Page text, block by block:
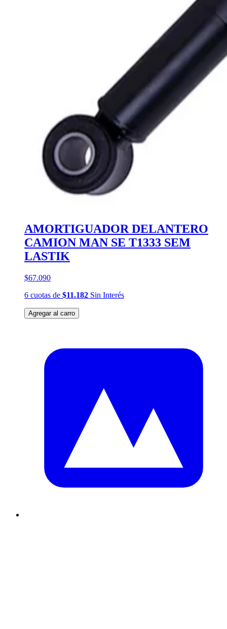
AMORTIGUADOR DELANTERO
CAMION MAN SE T1333 SEM
LASTIK
$67.090
6 cuotas de $11.182 Sin Interés
Agregar al carro